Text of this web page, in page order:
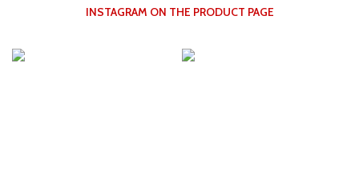
INSTAGRAM ON THE PRODUCT PAGE